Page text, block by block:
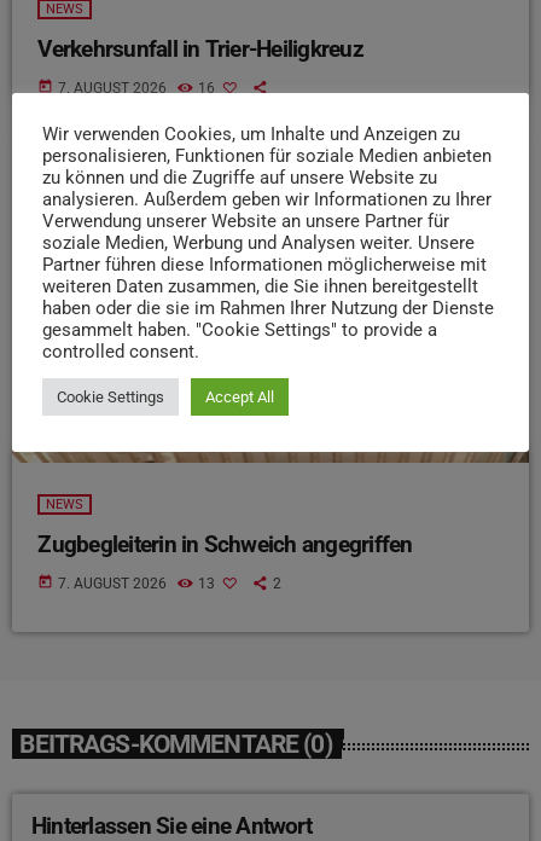
NEWS
Verkehrsunfall in Trier-Heiligkreuz
today 7. AUGUST 2026 16
insert_link
NEWS
Zugbegleiterin in Schweich angegriffen
today 7. AUGUST 2026 13 2
BEITRAGS-KOMMENTARE (0)
Hinterlassen Sie eine Antwort
Wir verwenden Cookies, um Inhalte und Anzeigen zu
personalisieren, Funktionen für soziale Medien anbieten
zu können und die Zugriffe auf unsere Website zu
analysieren. Außerdem geben wir Informationen zu Ihrer
Verwendung unserer Website an unsere Partner für
soziale Medien, Werbung und Analysen weiter. Unsere
Partner führen diese Informationen möglicherweise mit
weiteren Daten zusammen, die Sie ihnen bereitgestellt
haben oder die sie im Rahmen Ihrer Nutzung der Dienste
gesammelt haben. "Cookie Settings" to provide a
controlled consent.
Cookie Settings Accept All